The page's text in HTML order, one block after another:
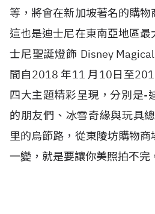
等，將會在新加坡著名的購物
這也是迪士尼在東南亞地區
士尼聖誕燈飾 Disney
間自2018 年11 月10日至
四大主題精彩呈現，分別是-
的朋友們、冰雪奇緣與玩具
里的烏節路，從東陵坊購物
一變，就是要讓你美照拍不完